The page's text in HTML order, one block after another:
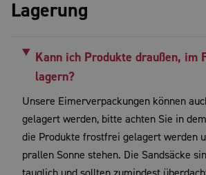
Lagerung
Kann ich Produkte draußen, im
lagern?
Unsere Eimerverpackungen können
gelagert werden, bitte achten Sie in
die Produkte frostfrei gelagert werden
prallen Sonne stehen. Die Sandsäcke